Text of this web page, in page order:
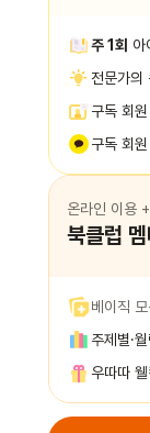
주 1회 아
전문가의
구독 회
구독 회
온라인 이용
북클럽
베이직
주제별·
우따따